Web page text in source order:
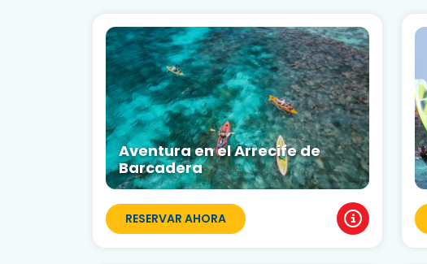
Aventura en el Arrecife de
Barcadera
RESERVAR AHORA